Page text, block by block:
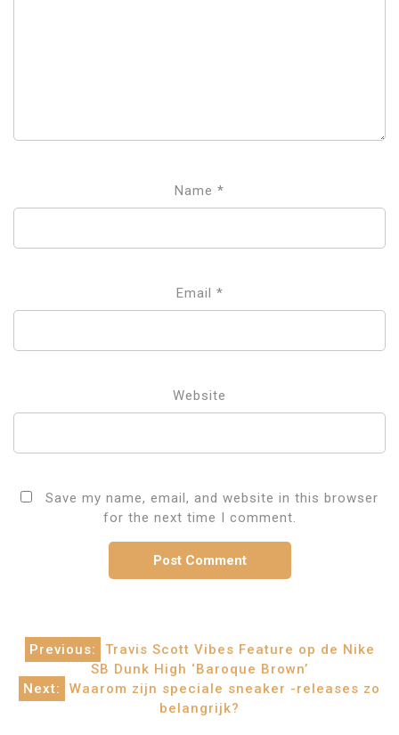
Name *
Email *
Website
Save my name, email, and website in this browser
for the next time I comment.
Post
navigation
Previous:
Travis Scott Vibes Feature op de Nike
SB Dunk High ‘Baroque Brown’
Next:
Waarom zijn speciale sneaker -releases zo
belangrijk?